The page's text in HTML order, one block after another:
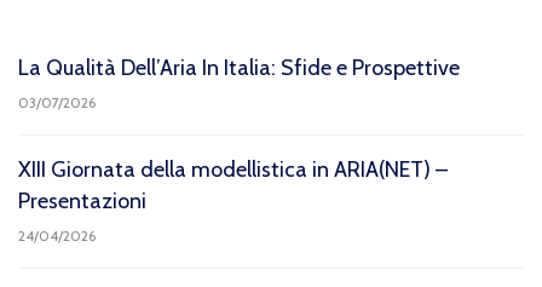
La Qualità Dell’Aria In Italia: Sfide e Prospettive
03/07/2026
XIII Giornata della modellistica in ARIA(NET) –
Presentazioni
24/04/2026